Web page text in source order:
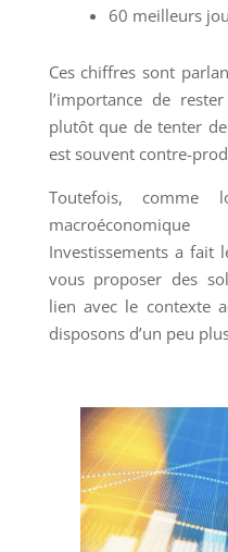
60 meilleurs
Ces chiffres sont
l’importance de
plutôt que de tenter
est souvent contre-
Toutefois, comme
Investissements a fait
vous proposer des
lien avec le contexte
disposons d’un peu